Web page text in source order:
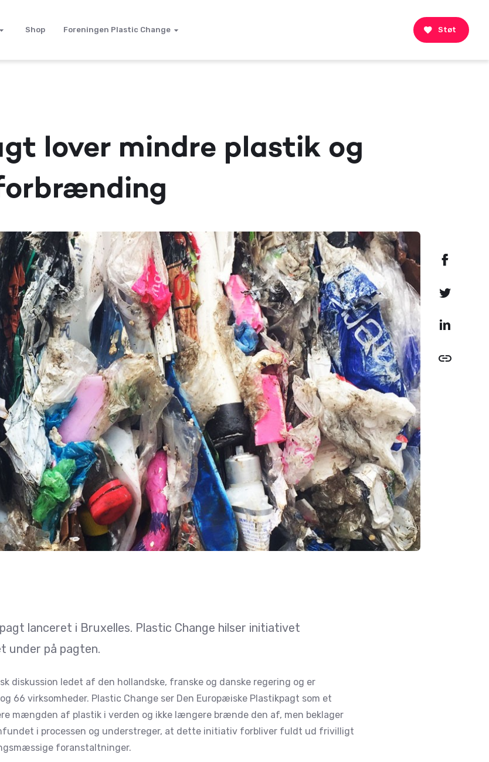
Shop Foreningen Plastic Change Støt
lover mindre plastik og
lanceret i Bruxelles. Plastic Change hilser initiativet
under på pagten.
diskussion ledet af den hollandske, franske og danske regering og er
66 virksomheder. Plastic Change ser Den Europæiske Plastikpagt som et
mængden af plastik i verden og ikke længere brænde den af, men beklager
i processen og understreger, at dette initiativ forbliver fuldt ud frivilligt
foranstaltninger.